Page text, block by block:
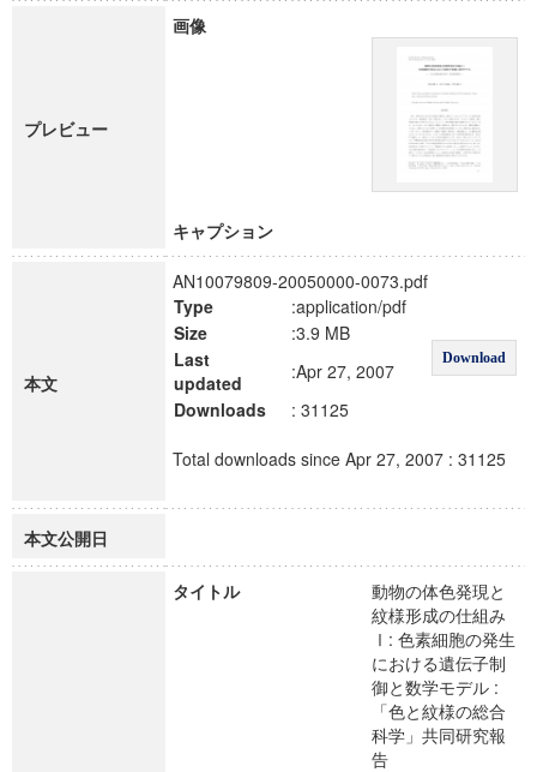
プレビュー
画像
キャプション
本文
AN10079809-20050000-0073.pdf
Type
:application/pdf
Download
Size
:3.9 MB
Last
updated
:Apr 27, 2007
Downloads
: 31125
Total downloads since Apr 27, 2007 : 31125
本文公開日
タイトル
動物の体色発現と
紋様形成の仕組み
Ⅰ: 色素細胞の発生
における遺伝子制
御と数学モデル :
「色と紋様の総合
科学」共同研究報
告